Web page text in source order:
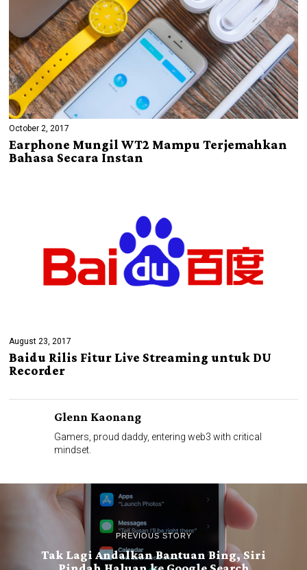
October 2, 2017
Earphone Mungil WT2 Mampu Terjemahkan
Bahasa Secara Instan
August 23, 2017
Baidu Rilis Fitur Live Streaming untuk DU
Recorder
Glenn Kaonang
Gamers, proud daddy, entering web3 with critical
mindset.
PREVIOUS STORY
Tak Lagi Andalkan Bantuan Bing, Siri